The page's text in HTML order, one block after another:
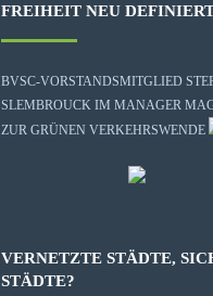
FREIHEIT NEU
BVSC-VORSTANDSMITGLIED
SLEMBROUCK IM MANAGER
ZUR GRÜNEN VERKEHRSWENDE
VERNETZTE STÄDTE,
STÄDTE?